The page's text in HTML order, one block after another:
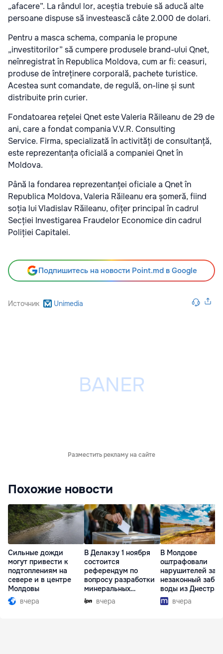
„afacere”. La rândul lor, aceștia trebuie să aducă alte
persoane dispuse să investească câte 2.000 de dolari.
Pentru a masca schema, compania le propune
„investitorilor” să cumpere produsele brand-ului Qnet,
neînregistrat în Republica Moldova, cum ar fi: ceasuri,
produse de întreținere corporală, pachete turistice.
Acestea sunt comandate, de regulă, on-line și sunt
distribuite prin curier.
Fondatoarea rețelei Qnet este Valeria Răileanu de 29 de
ani, care a fondat compania V.V.R. Consulting
Service. Firma, specializată în activități de consultanță,
este reprezentanța oficială a companiei Qnet în
Moldova.
Până la fondarea reprezentanței oficiale a Qnet în
Republica Moldova, Valeria Răileanu era șomeră, fiind
soția lui Vladislav Răileanu, ofițer principal în cadrul
Secției Investigarea Fraudelor Economice din cadrul
Poliției Capitalei.
Подпишитесь на новости Point.md в Google
Источник Unimedia
Разместить рекламу на сайте
Похожие новости
Сильные дожди
могут привести к
подтоплениям на
севере и в центре
Молдовы
вчера
В Делакэу 1 ноября
состоится
референдум по
вопросу разработки
минеральных
ресурсов
вчера
В Молдове
оштрафовали
нарушителей за
незаконный забор
воды из Днестра
вчера